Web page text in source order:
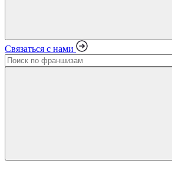
Связаться с нами